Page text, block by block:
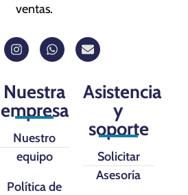
ventas.
Nuestra
empresa
Nuestro
equipo
Política de
Asistencia
y
soporte
Solicitar
Asesoría